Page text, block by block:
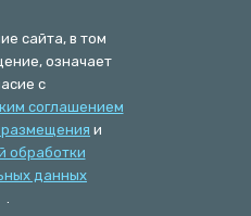
сайта, в том
означает
с
соглашением
и
обработки
данных
.